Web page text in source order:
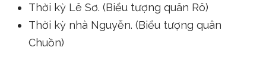
Thời kỳ Lê Sơ. (Biểu tượng quân Rô)
Thời kỳ nhà Nguyễn. (Biểu tượng quân
Chuồn)